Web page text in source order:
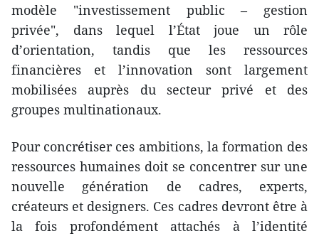
modèle "investissement public – gestion
privée", dans lequel l’État joue un rôle
d’orientation, tandis que les ressources
financières et l’innovation sont largement
mobilisées auprès du secteur privé et des
groupes multinationaux.
Pour concrétiser ces ambitions, la formation des
ressources humaines doit se concentrer sur une
nouvelle génération de cadres, experts,
créateurs et designers. Ces cadres devront être à
la fois profondément attachés à l’identité